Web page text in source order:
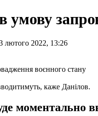
умову
лютого 2022, 13:26
каже Данілов.
моментально